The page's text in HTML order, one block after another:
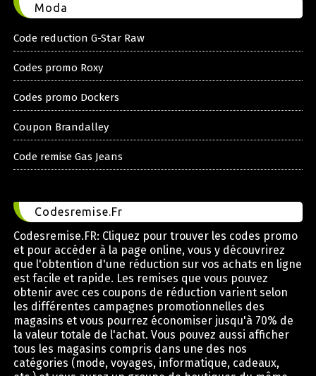
Moda
Code reduction G-Star Raw
Codes promo Roxy
Codes promo Dockers
Coupon Brandalley
Code remise Gas Jeans
Codesremise.Fr
Codesremise.FR: Cliquez pour trouver les codes promo
et pour accéder à la page online, vous y découvrirez
que l'obtention d'une réduction sur vos achats en ligne
est facile et rapide. Les remises que vous pouvez
obtenir avec ces coupons de réduction varient selon
les différentes campagnes promotionnelles des
magasins et vous pourrez économiser jusqu'à 70% de
la valeur totale de l'achat. Vous pouvez aussi afficher
tous les magasins compris dans une des nos
catégories (mode, voyages, informatique, cadeaux,